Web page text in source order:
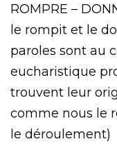
ROMPRE –
le rompit et le
paroles sont au
eucharistique
trouvent leur
comme nous le
le déroulement)